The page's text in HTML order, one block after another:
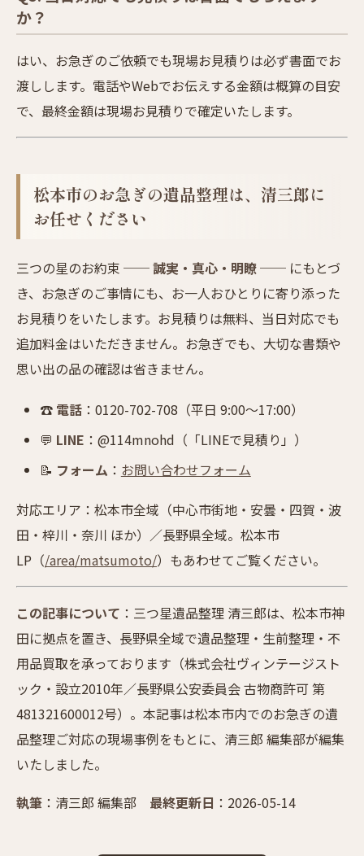
か？
はい、お急ぎのご依頼でも現場お見積りは必ず書面でお
渡しします。電話やWebでお伝えする金額は概算の目安
で、最終金額は現場お見積りで確定いたします。
松本市のお急ぎの遺品整理は、清三郎に
お任せください
三つの星のお約束 ──誠実・真心・明瞭── にもとづ
き、お急ぎのご事情にも、お一人おひとりに寄り添った
お見積りをいたします。お見積りは無料、当日対応でも
追加料金はいただきません。お急ぎでも、大切な書類や
思い出の品の確認は省きません。
☎ 電話：0120-702-708（平日 9:00〜17:00）
💬 LINE ：@114mnohd（「LINEで見積り」）
📝 フォーム ： お問い合わせフォーム
対応エリア：松本市全域（中心市街地・安曇・四賀・波
田・梓川・奈川 ほか）／長野県全域。松本市
LP（/area/matsumoto/）もあわせてご覧ください。
この記事について ：三つ星遺品整理 清三郎は、松本市神
田に拠点を置き、長野県全域で遺品整理・生前整理・不
用品買取を承っております（株式会社ヴィンテージスト
ック・設立2010年／長野県公安委員会 古物商許可 第
481321600012号）。本記事は松本市内でのお急ぎの遺
品整理ご対応の現場事例をもとに、清三郎 編集部が編集
いたしました。
執筆 ：清三郎 編集部 最終更新日 ：2026-05-14